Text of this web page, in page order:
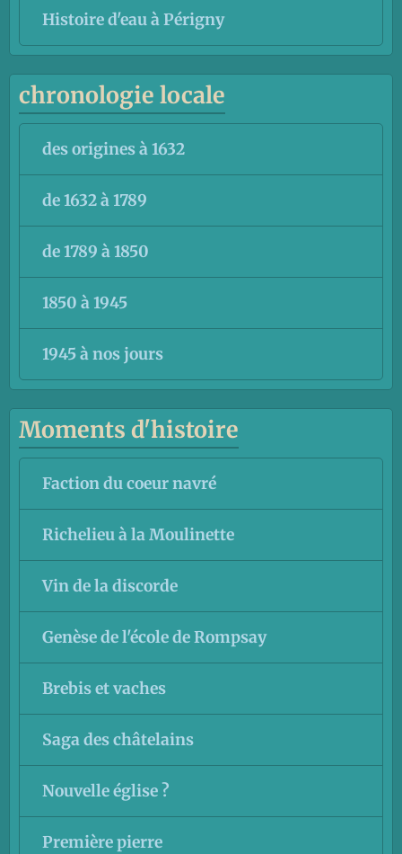
Histoire d'eau à Périgny
chronologie locale
des origines à 1632
de 1632 à 1789
de 1789 à 1850
1850 à 1945
1945 à nos jours
Moments d'histoire
Faction du coeur navré
Richelieu à la Moulinette
Vin de la discorde
Genèse de l'école de Rompsay
Brebis et vaches
Saga des châtelains
Nouvelle église ?
Première pierre